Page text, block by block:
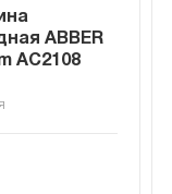
ABBER
AC2108